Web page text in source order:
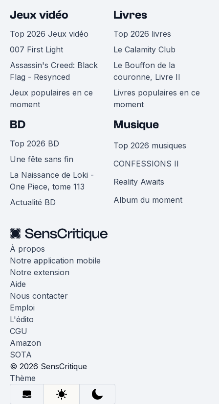
Jeux vidéo
Top 2026 Jeux vidéo
007 First Light
Assassin's Creed: Black
Flag - Resynced
Jeux populaires en ce
moment
Livres
Top 2026 livres
Le Calamity Club
Le Bouffon de la
couronne, Livre II
Livres populaires en ce
moment
BD
Top 2026 BD
Une fête sans fin
La Naissance de Loki -
One Piece, tome 113
Actualité BD
Musique
Top 2026 musiques
CONFESSIONS II
Reality Awaits
Album du moment
À propos
Notre application mobile
Notre extension
Aide
Nous contacter
Emploi
L'édito
CGU
Amazon
SOTA
© 2026 SensCritique
Thème